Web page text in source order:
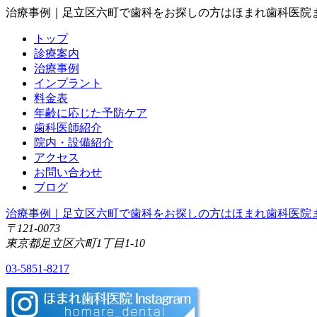
治療事例｜足立区六町で歯科をお探しの方はほまれ歯科医院
トップ
診療案内
治療事例
インプラント
料金表
年齢に応じた予防ケア
歯科医師紹介
院内・設備紹介
アクセス
お問い合わせ
ブログ
治療事例｜足立区六町で歯科をお探しの方はほまれ歯科医院
〒121-0073
東京都足立区六町1丁目1-10
03-5851-8217